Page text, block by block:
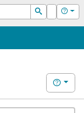
Suchen
Login Hilfe
Hilfe